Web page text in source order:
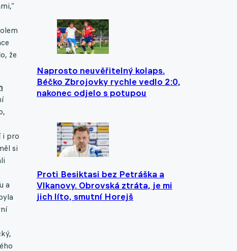
Naprosto neuvěřitelný kolaps.
Béčko Zbrojovky rychle vedlo 2:0,
nakonec odjelo s potupou
Proti Besiktasi bez Petráška a
Vlkanovy. Obrovská ztráta, je mi
jich líto, smutní Horejš
že
i pro
si
a